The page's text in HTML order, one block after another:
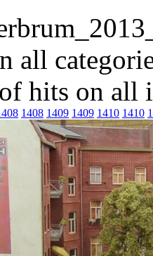
all
hits on all
1408 1409 1409 1410 1410